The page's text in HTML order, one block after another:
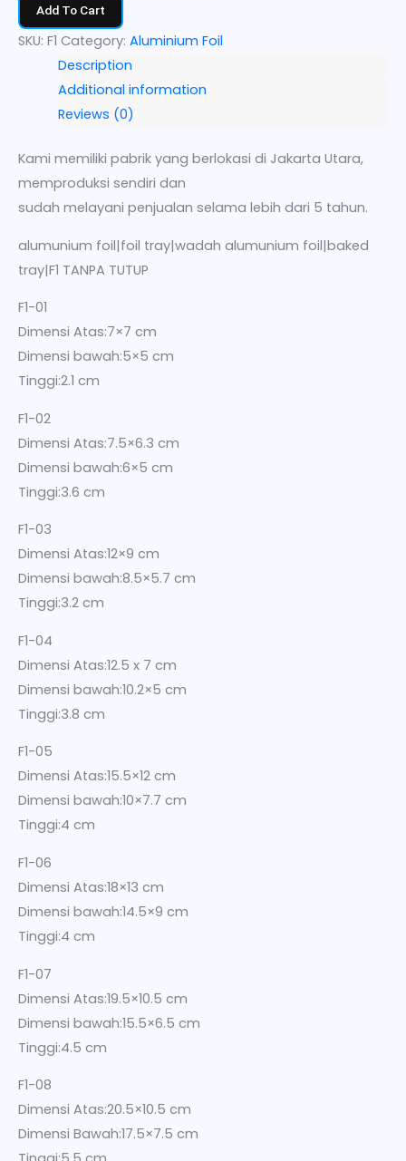
Add To Cart
SKU: F1 Category: Aluminium Foil
Description
Additional information
Reviews (0)
Kami memiliki pabrik yang berlokasi di Jakarta Utara,
memproduksi sendiri dan
sudah melayani penjualan selama lebih dari 5 tahun.
alumunium foil|foil tray|wadah alumunium foil|baked
tray|F1 TANPA TUTUP
F1-01
Dimensi Atas:7×7 cm
Dimensi bawah:5×5 cm
Tinggi:2.1 cm
F1-02
Dimensi Atas:7.5×6.3 cm
Dimensi bawah:6×5 cm
Tinggi:3.6 cm
F1-03
Dimensi Atas:12×9 cm
Dimensi bawah:8.5×5.7 cm
Tinggi:3.2 cm
F1-04
Dimensi Atas:12.5 x 7 cm
Dimensi bawah:10.2×5 cm
Tinggi:3.8 cm
F1-05
Dimensi Atas:15.5×12 cm
Dimensi bawah:10×7.7 cm
Tinggi:4 cm
F1-06
Dimensi Atas:18×13 cm
Dimensi bawah:14.5×9 cm
Tinggi:4 cm
F1-07
Dimensi Atas:19.5×10.5 cm
Dimensi bawah:15.5×6.5 cm
Tinggi:4.5 cm
F1-08
Dimensi Atas:20.5×10.5 cm
Dimensi Bawah:17.5×7.5 cm